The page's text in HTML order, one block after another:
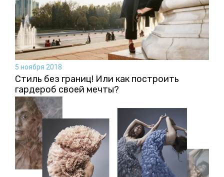
5 ноября 2018
Стиль без границ! Или как построить
гардероб своей мечты?